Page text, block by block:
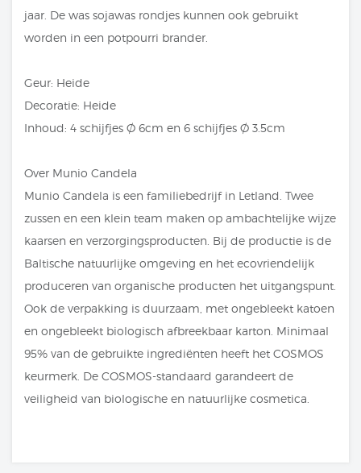
jaar. De was sojawas rondjes kunnen ook gebruikt
worden in een potpourri brander.
Geur: Heide
Decoratie: Heide
Inhoud: 4 schijfjes Ø 6cm en 6 schijfjes Ø 3.5cm
Over Munio Candela
Munio Candela is een familiebedrijf in Letland. Twee
zussen en een klein team maken op ambachtelijke wijze
kaarsen en verzorgingsproducten. Bij de productie is de
Baltische natuurlijke omgeving en het ecovriendelijk
produceren van organische producten het uitgangspunt.
Ook de verpakking is duurzaam, met ongebleekt katoen
en ongebleekt biologisch afbreekbaar karton. Minimaal
95% van de gebruikte ingrediënten heeft het COSMOS
keurmerk. De COSMOS-standaard garandeert de
veiligheid van biologische en natuurlijke cosmetica.